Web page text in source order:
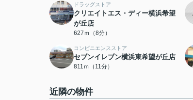
ドラッグストア
クリエイトエス・ディー横浜希望
が丘店
627ｍ（8分）
コンビニエンスストア
セブンイレブン横浜東希望が丘店
811ｍ（11分）
近隣の物件